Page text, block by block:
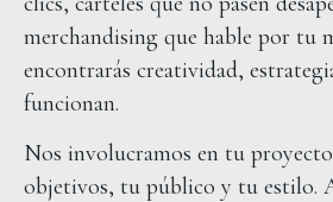
merchandising que hable por tu
encontrarás creatividad,
funcionan.
Nos involucramos en tu
objetivos, tu público y tu estilo.